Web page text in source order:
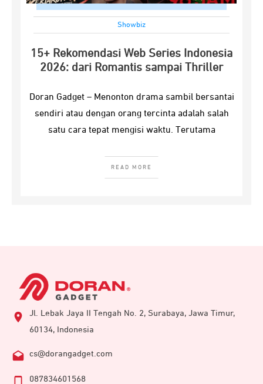
Showbiz
15+ Rekomendasi Web Series Indonesia
2026: dari Romantis sampai Thriller
Doran Gadget – Menonton drama sambil bersantai
sendiri atau dengan orang tercinta adalah salah
satu cara tepat mengisi waktu. Terutama
READ MORE
Jl. Lebak Jaya II Tengah No. 2, Surabaya, Jawa Timur,
60134, Indonesia
cs@dorangadget.com
087834601568